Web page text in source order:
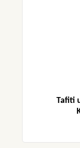
Tafiti